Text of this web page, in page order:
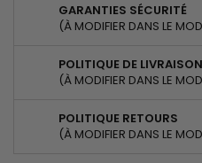
GARANTIES SÉCURITÉ
(À MODIFIER DANS LE
POLITIQUE DE LIVRAISON
(À MODIFIER DANS LE
POLITIQUE RETOURS
(À MODIFIER DANS LE